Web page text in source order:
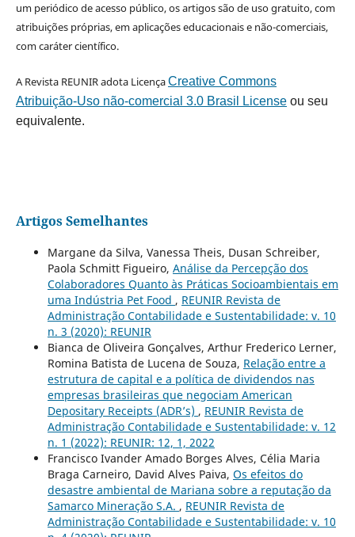
um periódico de acesso público, os artigos são de uso gratuito, com
atribuições próprias, em aplicações educacionais e não-comerciais,
com caráter científico.
A Revista REUNIR adota LicençaCreative Commons
Atribuição-Uso não-comercial 3.0 Brasil Licenseou seu
equivalente.
Artigos Semelhantes
Margane da Silva, Vanessa Theis, Dusan Schreiber,
Paola Schmitt Figueiro, Análise da Percepção dos
Colaboradores Quanto às Práticas Socioambientais em
uma Indústria Pet Food , REUNIR Revista de
Administração Contabilidade e Sustentabilidade: v. 10
n. 3 (2020): REUNIR
Bianca de Oliveira Gonçalves, Arthur Frederico Lerner,
Romina Batista de Lucena de Souza, Relação entre a
estrutura de capital e a política de dividendos nas
empresas brasileiras que negociam American
Depositary Receipts (ADR’s) , REUNIR Revista de
Administração Contabilidade e Sustentabilidade: v. 12
n. 1 (2022): REUNIR: 12, 1, 2022
Francisco Ivander Amado Borges Alves, Célia Maria
Braga Carneiro, David Alves Paiva, Os efeitos do
desastre ambiental de Mariana sobre a reputação da
Samarco Mineração S.A. , REUNIR Revista de
Administração Contabilidade e Sustentabilidade: v. 10